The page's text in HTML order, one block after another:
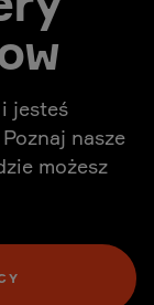
jesteś
nasze
możesz